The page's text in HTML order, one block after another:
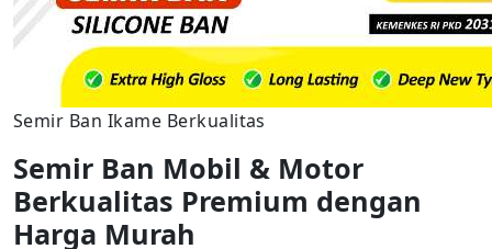
Semir Ban Ikame Berkualitas
Semir Ban Mobil & Motor
Berkualitas Premium dengan
Harga Murah